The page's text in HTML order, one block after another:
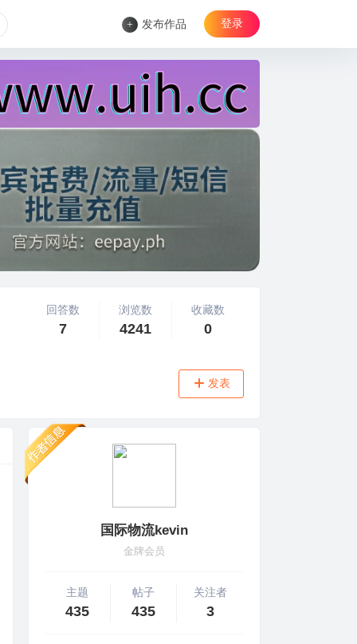
+ 发布作品 登录
回答数
7
浏览数
4241
收藏数
0
发表
国际物流kevin
金牌会员
主题
435
帖子
435
关注者
3